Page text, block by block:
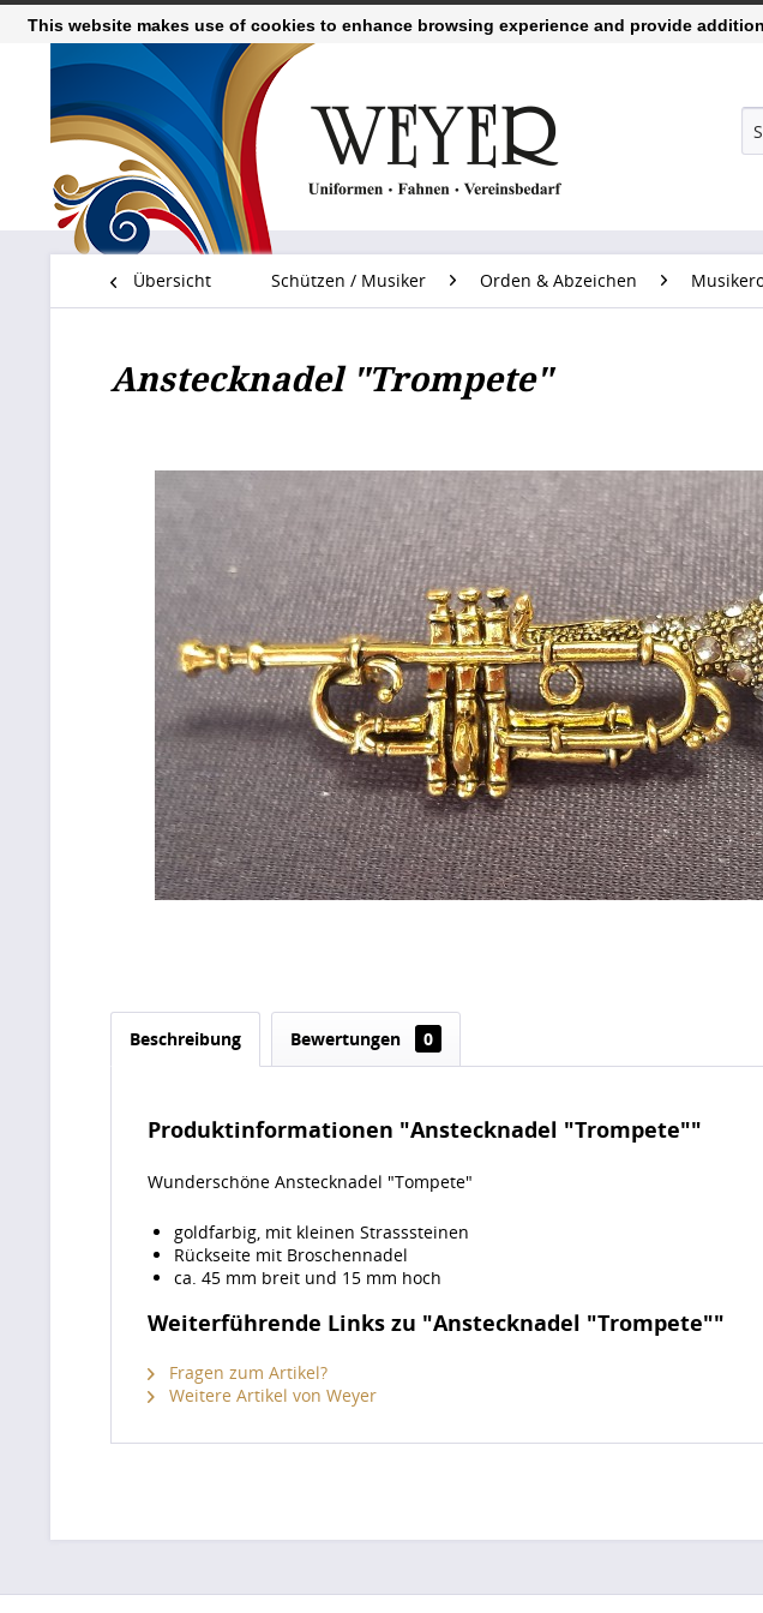
Übersicht Schützen / Musiker Orden & Abzeichen
Anstecknadel "Trompete"
Beschreibung Bewertungen 0
Produktinformationen "Anstecknadel "Trompete""
Wunderschöne Anstecknadel "Tompete"
goldfarbig, mit kleinen Strasssteinen
Rückseite mit Broschennadel
ca. 45 mm breit und 15 mm hoch
Weiterführende Links zu "Anstecknadel "Trompete""
Fragen zum Artikel?
Weitere Artikel von Weyer
This website makes use of cookies to enhance browsing experience and provide